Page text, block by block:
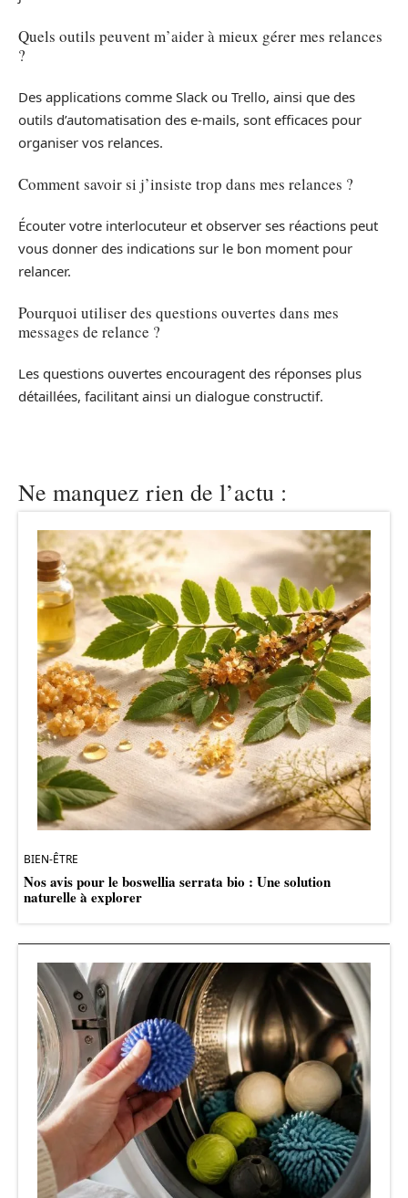
Quels outils peuvent m’aider à mieux gérer mes relances
?
Des applications comme Slack ou Trello, ainsi que des
outils d’automatisation des e-mails, sont efficaces pour
organiser vos relances.
Comment savoir si j’insiste trop dans mes relances ?
Écouter votre interlocuteur et observer ses réactions peut
vous donner des indications sur le bon moment pour
relancer.
Pourquoi utiliser des questions ouvertes dans mes
messages de relance ?
Les questions ouvertes encouragent des réponses plus
détaillées, facilitant ainsi un dialogue constructif.
Ne manquez rien de l’actu :
BIEN-ÊTRE
Nos avis pour le boswellia serrata bio : Une solution
naturelle à explorer